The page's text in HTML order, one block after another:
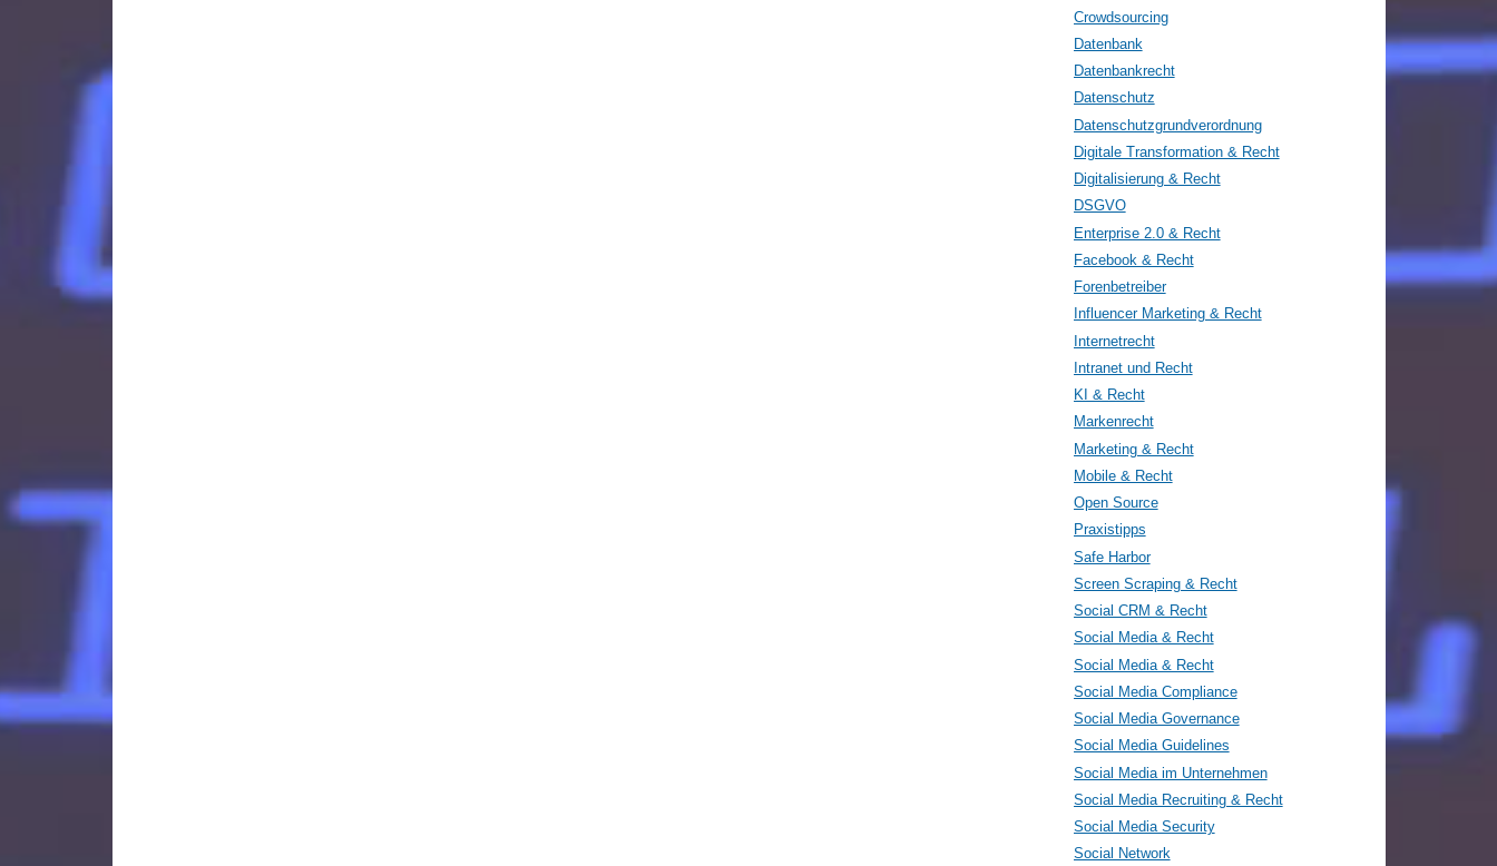
Crowdsourcing
Datenbank
Datenbankrecht
Datenschutz
Datenschutzgrundverordnung
Digitale Transformation & Recht
Digitalisierung & Recht
DSGVO
Enterprise 2.0 & Recht
Facebook & Recht
Forenbetreiber
Influencer Marketing & Recht
Internetrecht
Intranet und Recht
KI & Recht
Markenrecht
Marketing & Recht
Mobile & Recht
Open Source
Praxistipps
Safe Harbor
Screen Scraping & Recht
Social CRM & Recht
Social Media & Recht
Social Media & Recht
Social Media Compliance
Social Media Governance
Social Media Guidelines
Social Media im Unternehmen
Social Media Recruiting & Recht
Social Media Security
Social Network